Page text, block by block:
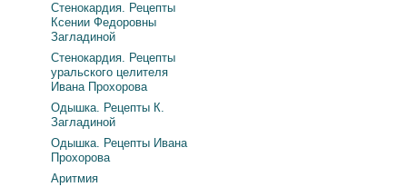
Стенокардия. Рецепты
Ксении Федоровны
Загладиной
Стенокардия. Рецепты
уральского целителя
Ивана Прохорова
Одышка. Рецепты К.
Загладиной
Одышка. Рецепты Ивана
Прохорова
Аритмия